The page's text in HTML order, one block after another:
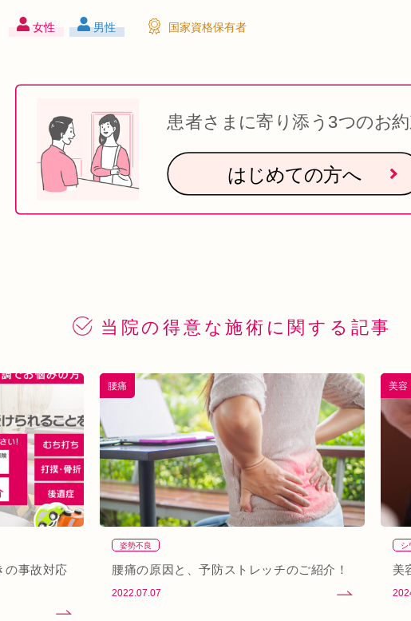
女性 男性 国家資格保有者
患者さまに寄り添う3つのお
はじめての方へ
当院の得意な施術に関する記事
の事故対応
腰痛
姿勢不良
腰痛の原因と、予防ストレッチのご紹介！
2022.07.07
美容
美